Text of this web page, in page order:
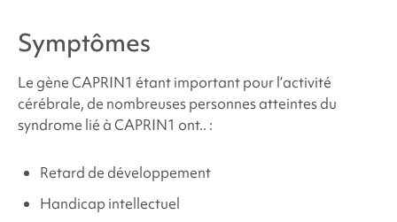
Symptômes
Le gène CAPRIN1 étant important pour l’activité
cérébrale, de nombreuses personnes atteintes du
syndrome lié à CAPRIN1 ont.. :
Retard de développement
Handicap intellectuel